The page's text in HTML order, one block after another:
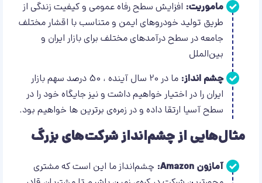
ماموریت: افزایش سطح رفاه عمومی و کیفیت زندگی از
طریق تولید خودروهای ایمن و متناسب با اقشار مختلف
جامعه در سطح درآمدهای مختلف برای بازار ایران و
بین‌الملل
چشم انداز:
ما در 20 سال آینده ، 50 درصد سهم بازار
ایران را در اختیار خواهیم داشت و نیز جایگاه خود را در
سطح آسیا ارتقا داده و در زمره‌ی برترین ها خواهیم بود.
مثال‌هایی از چشم‌انداز شرکت‌های بزرگ
آمازون Amazon:
چشم‌انداز ما این است که مشتری‌